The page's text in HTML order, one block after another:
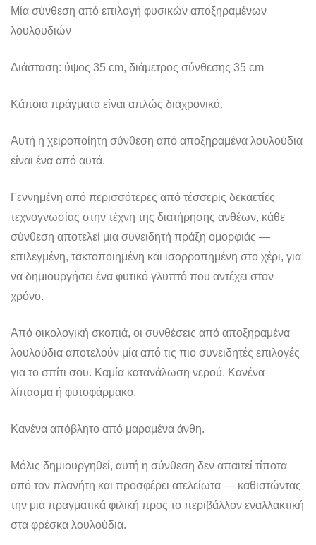
Μία σύνθεση από επιλογή φυσικών αποξηραμένων
λουλουδιών
Διάσταση: ύψος 35 cm, διάμετρος σύνθεσης 35 cm
Κάποια πράγματα είναι απλώς διαχρονικά.
Αυτή η χειροποίητη σύνθεση από αποξηραμένα λουλούδια
είναι ένα από αυτά.
Γεννημένη από περισσότερες από τέσσερις δεκαετίες
τεχνογνωσίας στην τέχνη της διατήρησης ανθέων, κάθε
σύνθεση αποτελεί μια συνειδητή πράξη ομορφιάς —
επιλεγμένη, τακτοποιημένη και ισορροπημένη στο χέρι, για
να δημιουργήσει ένα φυτικό γλυπτό που αντέχει στον
χρόνο.
Από οικολογική σκοπιά, οι συνθέσεις από αποξηραμένα
λουλούδια αποτελούν μία από τις πιο συνειδητές επιλογές
για το σπίτι σου. Καμία κατανάλωση νερού. Κανένα
λίπασμα ή φυτοφάρμακο.
Κανένα απόβλητο από μαραμένα άνθη.
Μόλις δημιουργηθεί, αυτή η σύνθεση δεν απαιτεί τίποτα
από τον πλανήτη και προσφέρει ατελείωτα — καθιστώντας
την μια πραγματικά φιλική προς το περιβάλλον εναλλακτική
στα φρέσκα λουλούδια.